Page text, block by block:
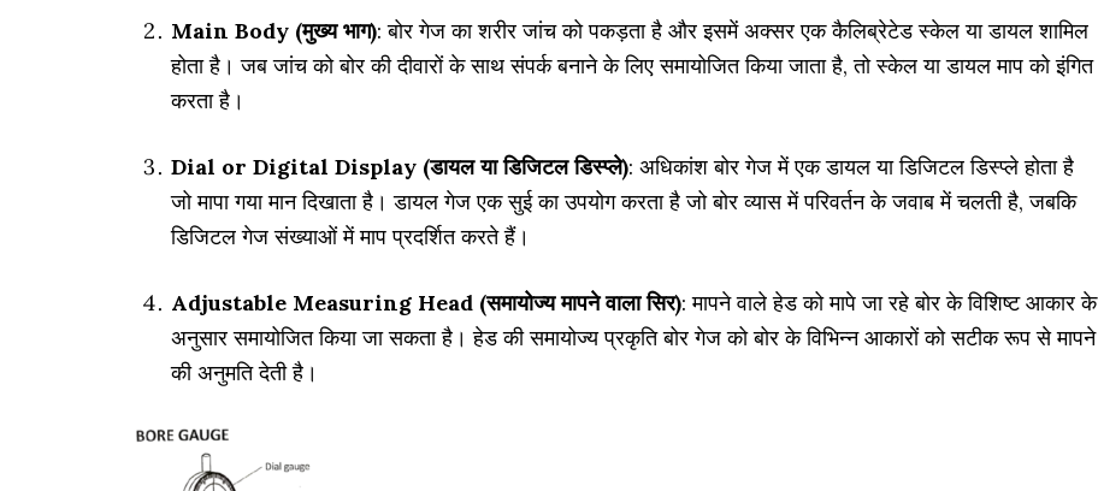
Main Body (मुख्य भाग): बोर गेज का शरीर जांच को पकड़ता है और इसमें अक्सर एक कैलिब्रेटेड स्केल या डायल शामिल
होता है। जब जांच को बोर की दीवारों के साथ संपर्क बनाने के लिए समायोजित किया जाता है, तो स्केल या डायल माप को इंगित
करता है।
Dial or Digital Display (डायल या डिजिटल डिस्प्ले): अधिकांश बोर गेज में एक डायल या डिजिटल डिस्प्ले होता है
जो मापा गया मान दिखाता है। डायल गेज एक सुई का उपयोग करता है जो बोर व्यास में परिवर्तन के जवाब में चलती है, जबकि
डिजिटल गेज संख्याओं में माप प्रदर्शित करते हैं।
Adjustable Measuring Head (समायोज्य मापने वाला सिर): मापने वाले हेड को मापे जा रहे बोर के विशिष्ट आकार के
अनुसार समायोजित किया जा सकता है। हेड की समायोज्य प्रकृति बोर गेज को बोर के विभिन्न आकारों को सटीक रूप से मापने
की अनुमति देती है।